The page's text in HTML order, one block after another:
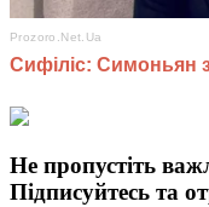
Не пропустіть
Підписуйтесь та